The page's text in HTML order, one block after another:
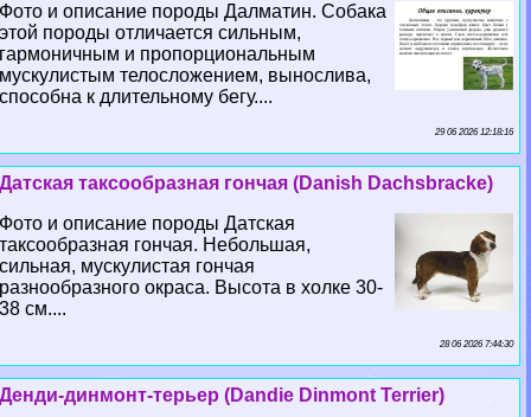
Фото и описание породы Далматин. Собака
этой породы отличается сильным,
гармоничным и пропорциональным
мускулистым телосложением, вынослива,
способна к длительному бегу....
29 06 2026 12:18:16
Датская таксообразная гончая (Danish Dachsbracke)
Фото и описание породы Датская
таксообразная гончая. Небольшая,
сильная, мускулистая гончая
разнообразного окраса. Высота в холке 30-
38 см....
28 06 2026 7:44:30
Денди-динмонт-терьер (Dandie Dinmont Terrier)